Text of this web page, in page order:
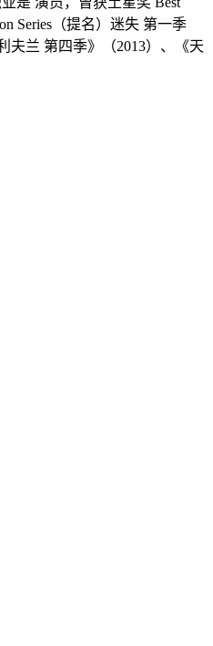
Series（提名）迷失 第一季
夫兰 第四季》（2013）、《天